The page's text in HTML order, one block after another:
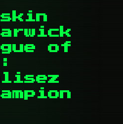
skin
of